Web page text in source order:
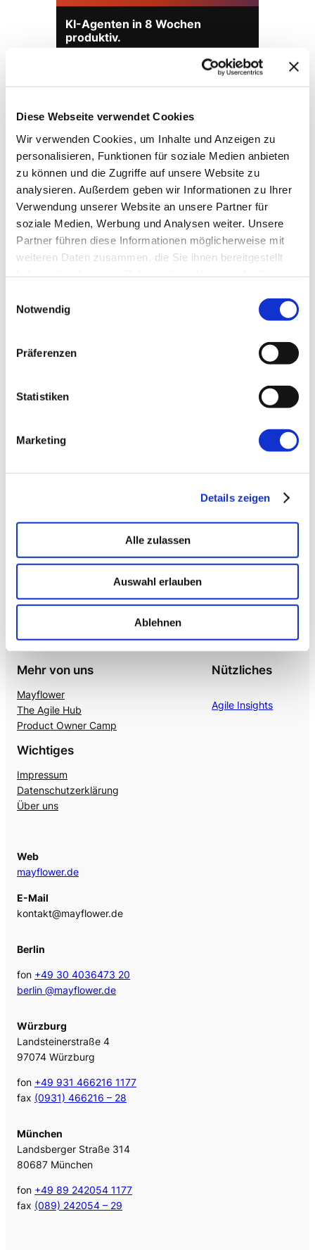
Diese Webseite verwendet Cookies
Wir verwenden Cookies, um Inhalte und Anzeigen zu
personalisieren, Funktionen für soziale Medien anbieten
zu können und die Zugriffe auf unsere Website zu
analysieren. Außerdem geben wir Informationen zu Ihrer
Verwendung unserer Website an unsere Partner für
soziale Medien, Werbung und Analysen weiter. Unsere
Partner führen diese Informationen möglicherweise mit
weiteren Daten zusammen, die Sie ihnen bereitgestellt
Notwendig
Präferenzen
Statistiken
Marketing
Details zeigen
Alle zulassen
Auswahl erlauben
Ablehnen
KI-Agenten in 8 Wochen
produktiv.
Demo buchen →
mAIstack→ FOUNDATION
KI-Fundament für Unternehmen. On-prem.
Einsatzbereit in Wochen, nicht Quartalen
Citizen Developer bauen Apps, IT hält die Kontrolle.
Enterprise VoiceAI
Realtime S2S, keine SaaS-Pipeline. Integriert in alle
Mehr von uns
Mayflower
The Agile Hub
Product Owner Camp
Nützliches
Agile Insights
Wichtiges
Impressum
Datenschutzerklärung
Über uns
Web
mayflower.de
E-Mail
kontakt@mayflower.de
Berlin
fon +49 30 4036473 20
berlin @mayflower.de
Würzburg
Landsteinerstraße 4
97074 Würzburg
fon +49 931 466216 1177
fax (0931) 466216 – 28
München
Landsberger Straße 314
80687 München
fon +49 89 242054 1177
fax (089) 242054 – 29